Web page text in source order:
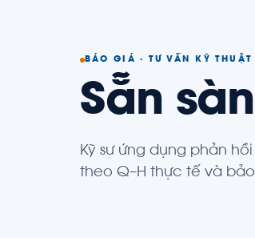
BÁO GIÁ · TƯ VẤN KỸ THUẬT
Sẵn
Kỹ sư ứng dụng phản
theo Q–H thực tế và